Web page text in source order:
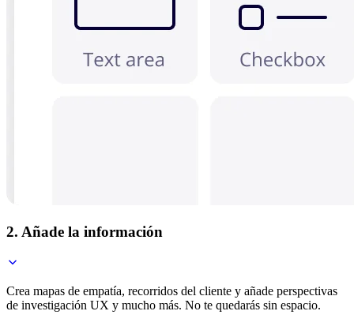
2. Añade la información
Crea mapas de empatía, recorridos del cliente y añade perspectivas
de investigación UX y mucho más. No te quedarás sin espacio.